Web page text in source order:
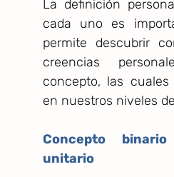
La definición
cada uno es
permite descubrir
creencias
concepto, las
en nuestros niveles
Concepto
unitario